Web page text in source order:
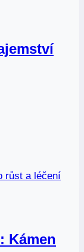
Kámen